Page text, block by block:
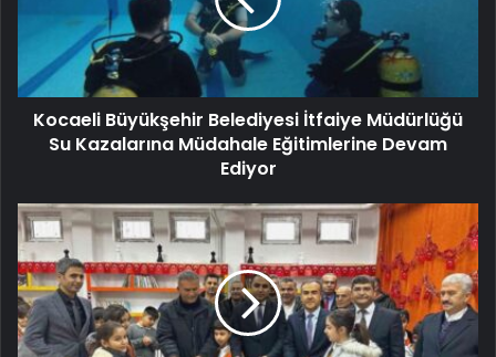
Kocaeli Büyükşehir Belediyesi İtfaiye Müdürlüğü
Su Kazalarına Müdahale Eğitimlerine Devam
Ediyor